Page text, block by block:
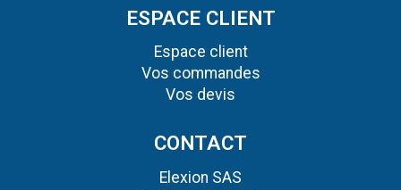
ESPACE CLIENT
Espace client
Vos commandes
Vos devis
CONTACT
Elexion SAS